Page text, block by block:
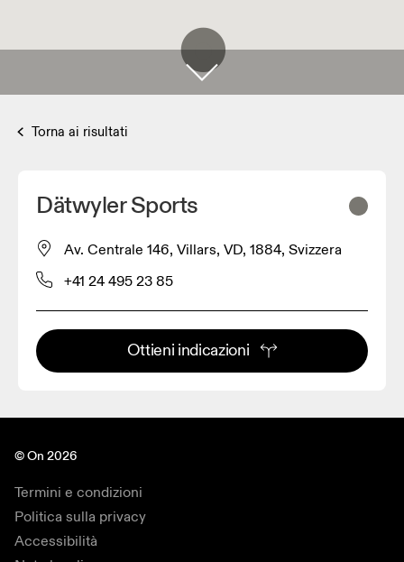
Torna ai risultati
Dätwyler Sports
Av. Centrale 146, Villars, VD, 1884, Svizzera
+41 24 495 23 85
Ottieni indicazioni
© On 2026
Termini e condizioni
Politica sulla privacy
Accessibilità